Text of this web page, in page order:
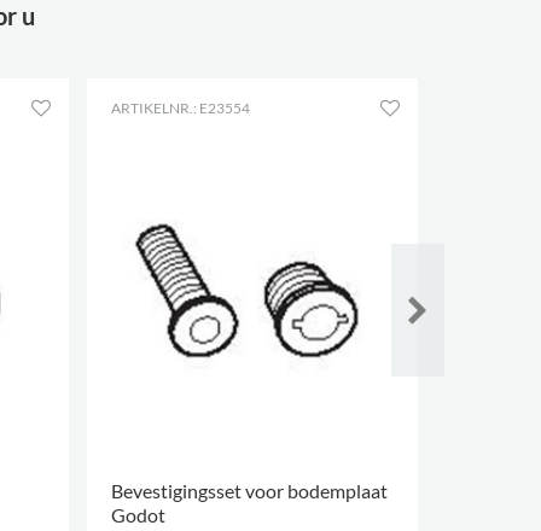
u
ARTIKELNR.: E23554
Bevestigingsset voor bodemplaat
Godot